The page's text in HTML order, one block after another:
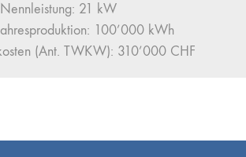
21 kW
100’000 kWh
(Ant. TWKW): 310’000 CHF